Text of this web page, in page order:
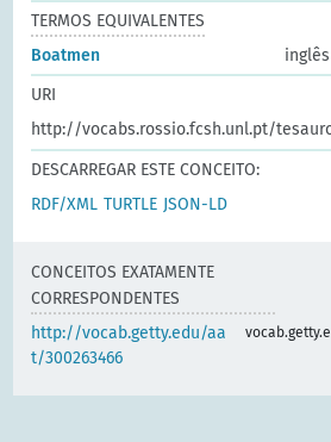
TERMOS EQUIVALENTES
Boatmen
inglês
URI
http://vocabs.rossio.fcsh.unl.pt/
DESCARREGAR ESTE CONCEITO:
RDF/XML TURTLE JSON-LD
CONCEITOS EXATAMENTE
CORRESPONDENTES
http://vocab.getty.edu/aa
t/300263466